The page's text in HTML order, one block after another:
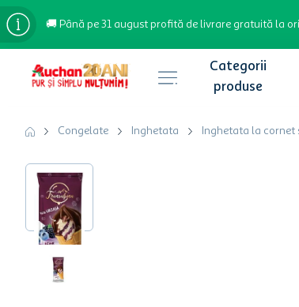
🚚 Până pe 31 august profită de livrare gratuită la
Congelate Inghetata Inghetata la cornet